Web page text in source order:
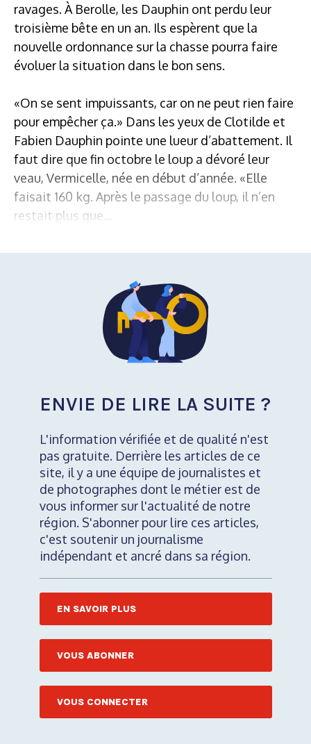
ravages. À Berolle, les Dauphin ont perdu leur
troisième bête en un an. Ils espèrent que la
nouvelle ordonnance sur la chasse pourra faire
évoluer la situation dans le bon sens.
«On se sent impuissants, car on ne peut rien faire
pour empêcher ça.» Dans les yeux de Clotilde et
Fabien Dauphin pointe une lueur d’abattement. Il
faut dire que fin octobre le loup a dévoré leur
veau, Vermicelle, née en début d’année. «Elle
faisait 160 kg. Après le passage du loup, il n’en
restait plus que...
ENVIE DE LIRE LA SUITE ?
L'information vérifiée et de qualité n'est
pas gratuite. Derrière les articles de ce
site, il y a une équipe de journalistes et
de photographes dont le métier est de
vous informer sur l'actualité de notre
région. S'abonner pour lire ces articles,
c'est soutenir un journalisme
indépendant et ancré dans sa région.
EN SAVOIR PLUS
VOUS ABONNER
VOUS CONNECTER